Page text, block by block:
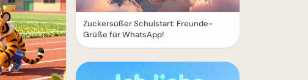
Zuckersüßer Schulstart: Freunde-
Grüße für WhatsApp!